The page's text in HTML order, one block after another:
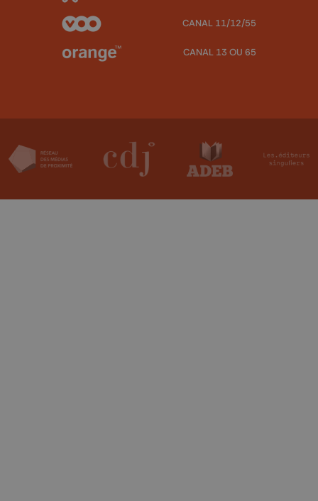
CANAL 11/12/55
CANAL 13 OU 65